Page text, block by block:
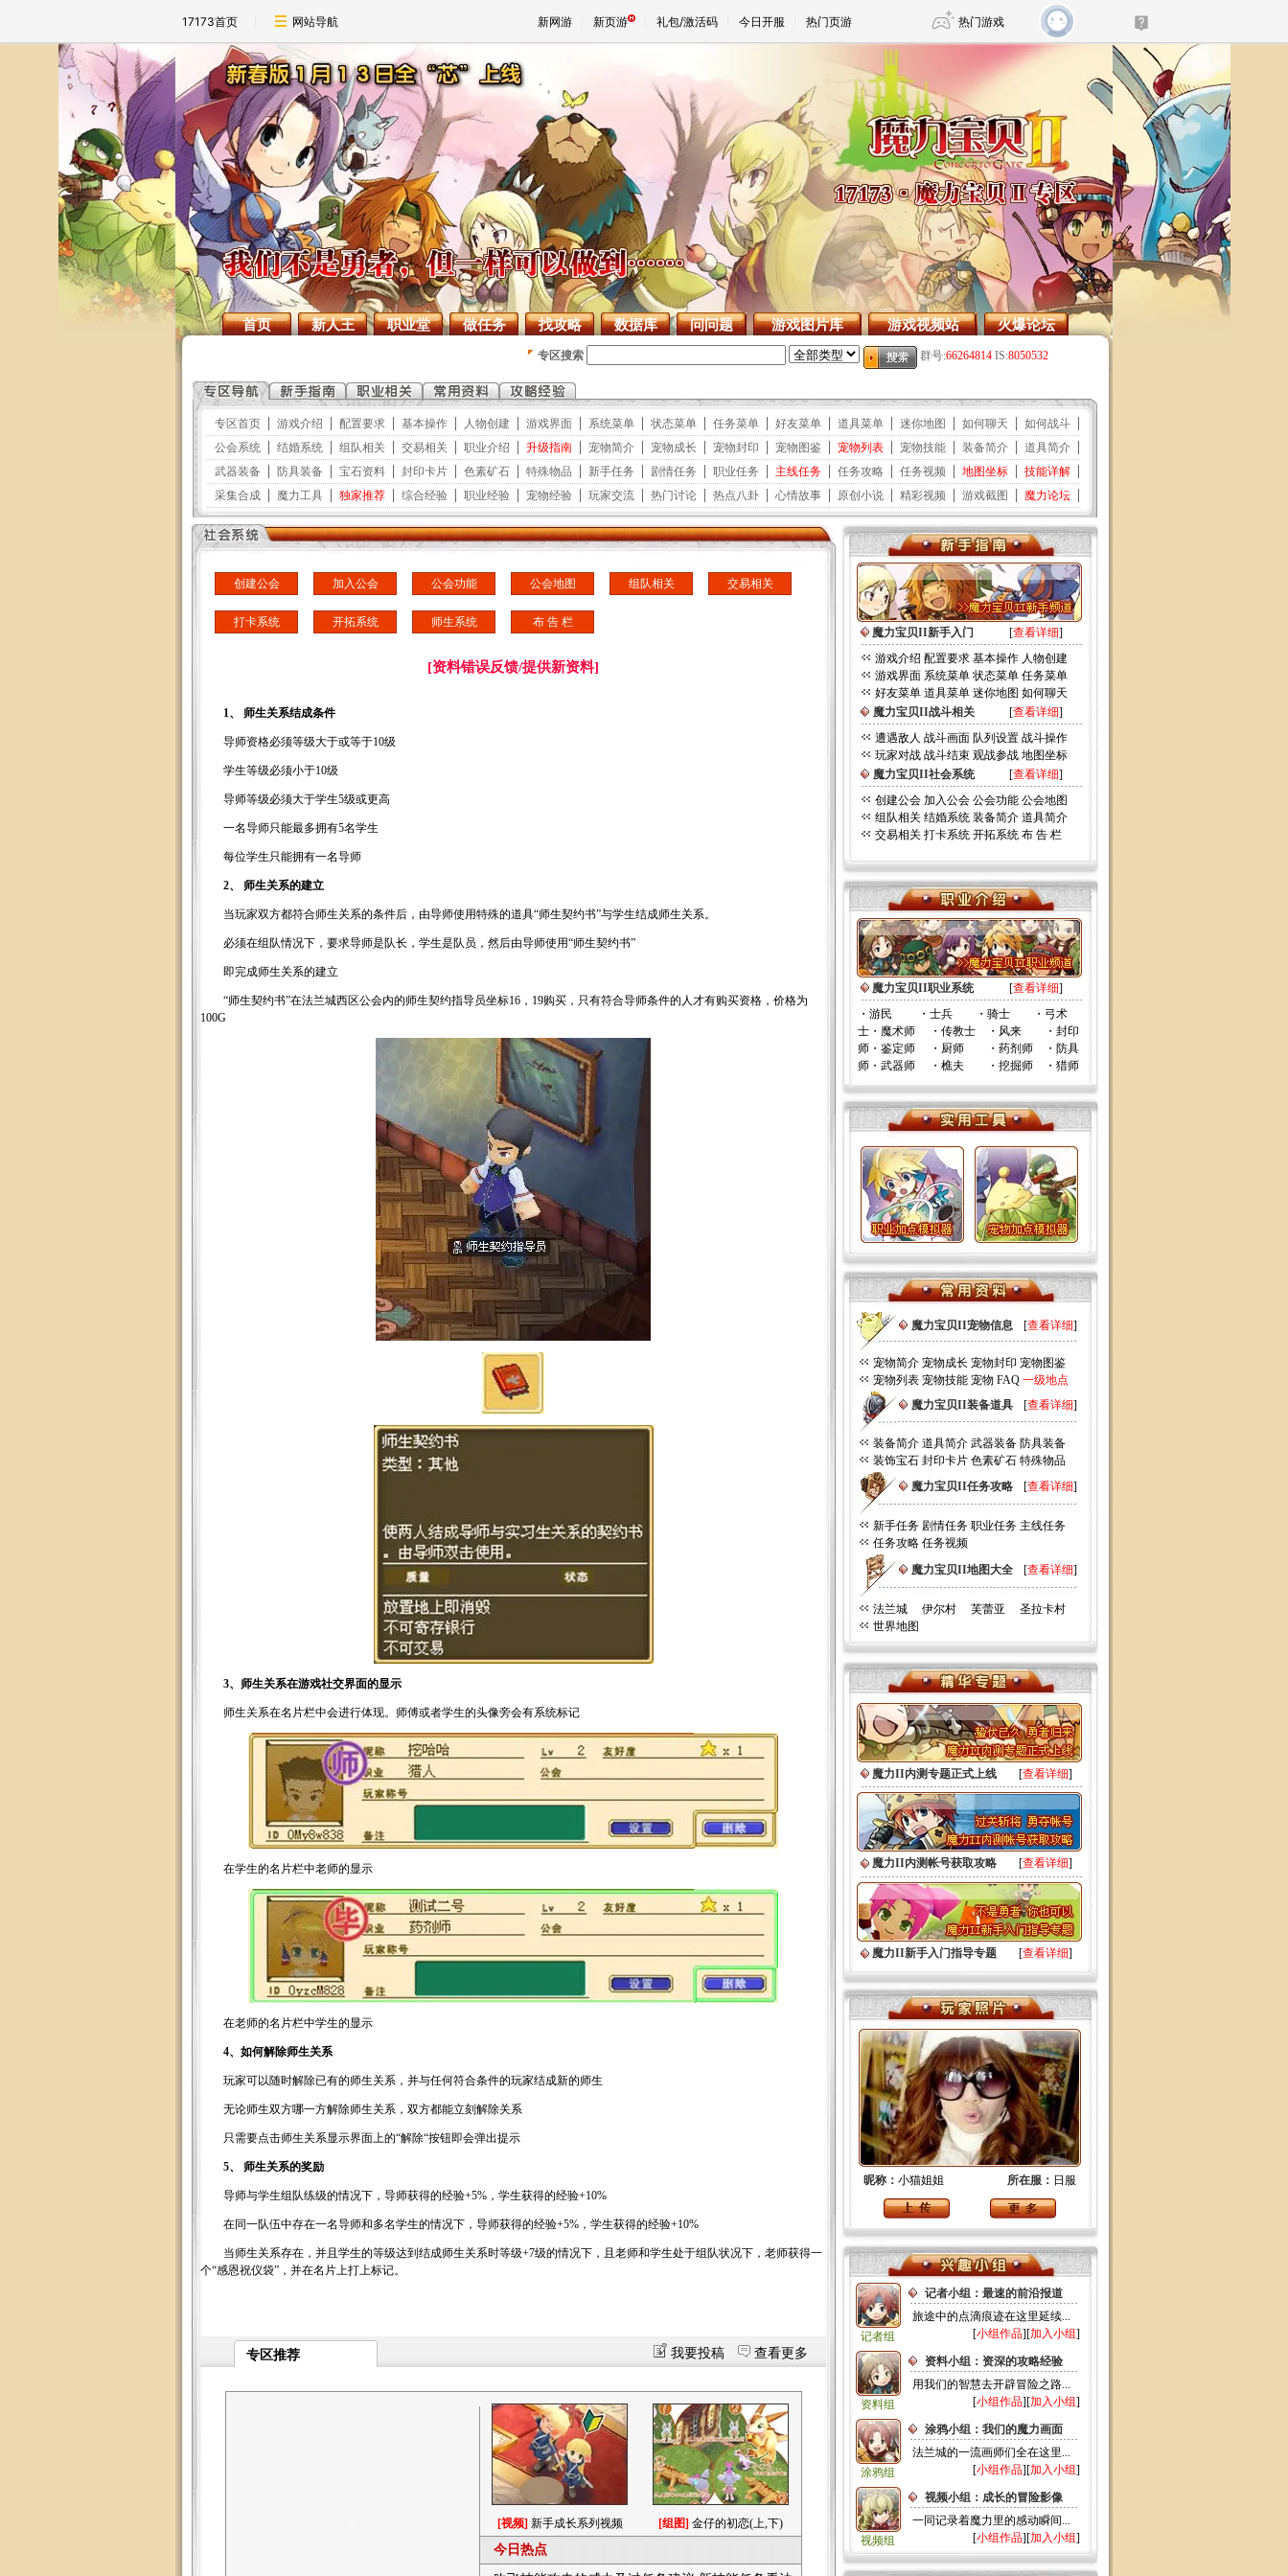
17173首页 网站导航 新网游 新页游 礼包/激活码 今日开服 热门页游 热门游戏
魔兽 DNF 传奇4
天堂 剑网3旗舰版 新天龙八部
王权与自由 诛仙世界 仙剑世界
首页 新人王 职业堂 做任务 找攻略 数据库 问问题 游戏图片库 游戏视频站 火爆论坛
创建公会 加入公会 公会功能 公会地图 组队相关 交易相关
打卡系统 开拓系统 师生系统 布 告 栏
[资料错误反馈/提供新资料]
1、 师生关系结成条件
导师资格必须等级大于或等于10级
学生等级必须小于10级
导师等级必须大于学生5级或更高
一名导师只能最多拥有5名学生
每位学生只能拥有一名导师
2、 师生关系的建立
当玩家双方都符合师生关系的条件后，由导师使用特殊的道具“师生契约书”与学生结成师生关系。
必须在组队情况下，要求导师是队长，学生是队员，然后由导师使用“师生契约书”
即完成师生关系的建立
“师生契约书”在法兰城西区公会内的师生契约指导员坐标16，19购买，只有符合导师条件的人才有购买资格，价格为
100G
3、师生关系在游戏社交界面的显示
师生关系在名片栏中会进行体现。师傅或者学生的头像旁会有系统标记
在学生的名片栏中老师的显示
在老师的名片栏中学生的显示
4、如何解除师生关系
玩家可以随时解除已有的师生关系，并与任何符合条件的玩家结成新的师生
无论师生双方哪一方解除师生关系，双方都能立刻解除关系
只需要点击师生关系显示界面上的“解除“按钮即会弹出提示
5、 师生关系的奖励
导师与学生组队练级的情况下，导师获得的经验+5%，学生获得的经验+10%
在同一队伍中存在一名导师和多名学生的情况下，导师获得的经验+5%，学生获得的经验+10%
当师生关系存在，并且学生的等级达到结成师生关系时等级+7级的情况下，且老师和学生处于组队状况下，老师获得一
个“感恩祝仪袋”，并在名片上打上标记。
专区推荐 我要投稿 查看更多
[视频] 新手成长系列视频 [组图] 金仔的初恋(上,下)
今日热点
魔力宝贝II新手入门 [查看详细]
游戏介绍 配置要求 基本操作 人物创建
游戏界面 系统菜单 状态菜单 任务菜单
好友菜单 道具菜单 迷你地图 如何聊天
魔力宝贝II战斗相关
[查看详细]
遭遇敌人 战斗画面 队列设置 战斗操作
玩家对战 战斗结束 观战参战 地图坐标
魔力宝贝II社会系统
[查看详细]
创建公会 加入公会 公会功能 公会地图
组队相关 结婚系统 装备简介 道具简介
交易相关 打卡系统 开拓系统 布 告 栏
魔力宝贝II职业系统 [查看详细]
・ 游民 ・ 士兵・ 骑士・ 弓术
士・ 魔术师・ 传教士・ 风来・ 封印
师・ 鉴定师・ 厨师・ 药剂师・ 防具
师・ 武器师・ 樵夫 ・ 挖掘师・ 猎师
魔力宝贝II宠物信息 [查看详细]
宠物简介 宠物成长 宠物封印 宠物图鉴
宠物列表 宠物技能 宠物 FAQ 一级地点
魔力宝贝II装备道具
[查看详细]
装备简介 道具简介 武器装备 防具装备
装饰宝石 封印卡片 色素矿石 特殊物品
魔力宝贝II任务攻略
[查看详细]
新手任务 剧情任务 职业任务 主线任务
任务攻略 任务视频
魔力宝贝II地图大全
[查看详细]
法兰城 伊尔村 芙蕾亚
圣拉卡村
世界地图
魔力II内测专题正式上线 [查看详细]
魔力II内测帐号获取攻略 [查看详细]
魔力II新手入门指导专题 [查看详细]
昵称： 小猫姐姐 所在服： 日服
记者组
记者小组：最速的前沿报道
旅途中的点滴痕迹在这里延续...
[小组作品][加入小组]
资料组
资料小组：资深的攻略经验
用我们的智慧去开辟冒险之路...
[小组作品][加入小组]
涂鸦组
涂鸦小组：我们的魔力画面
法兰城的一流画师们全在这里...
[小组作品][加入小组]
视频组
视频小组：成长的冒险影像
一同记录着魔力里的感动瞬间...
[小组作品][加入小组]